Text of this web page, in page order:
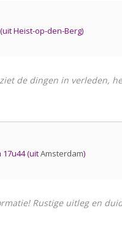
Heist-op-den-Berg)
de dingen in verleden,
(uitAmsterdam)
Rustige uitleg en